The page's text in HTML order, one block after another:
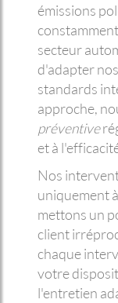
émissions
secteur
d'adapter
standards
approche,
préventive
et à
Nos
uniquement
mettons un
client
chaque
votre
l'entretien